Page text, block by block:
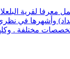
وأشهرها في
منهم 3 أطباء و32 يحملون الدكتوراه في عدة